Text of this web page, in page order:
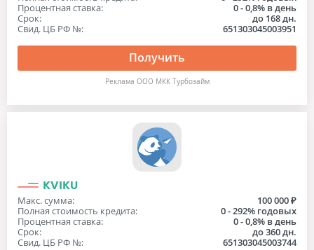
Процентная ставка:
0 - 0,8% в день
Срок:
до 168 дн.
Свид. ЦБ РФ №:
651303045003951
Получить
Реклама ООО МКК Турбозайм
KVIKU
Макс. сумма:
100 000 ₽
Полная стоимость кредита:
0 - 292% годовых
Процентная ставка:
0 - 0,8% в день
Срок:
до 360 дн.
Свид. ЦБ РФ №:
651303045003744